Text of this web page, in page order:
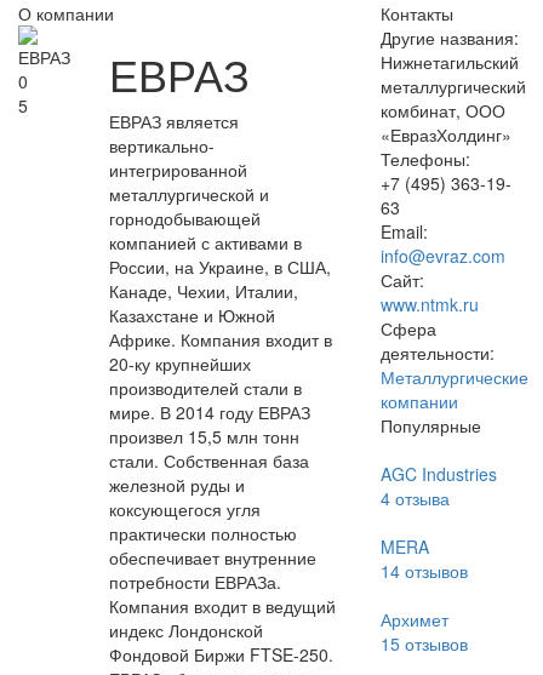
О компании
0
5
ЕВРАЗ
ЕВРАЗ является
вертикально-
интегрированной
металлургической и
горнодобывающей
компанией с активами в
России, на Украине, в США,
Канаде, Чехии, Италии,
Казахстане и Южной
Африке. Компания входит в
20-ку крупнейших
производителей стали в
мире. В 2014 году ЕВРАЗ
произвел 15,5 млн тонн
стали. Собственная база
железной руды и
коксующегося угля
практически полностью
обеспечивает внутренние
потребности ЕВРАЗа.
Компания входит в ведущий
индекс Лондонской
Фондовой Биржи FTSE-250.
Контакты
Другие названия:
Нижнетагильский
металлургический
комбинат, ООО
«ЕвразХолдинг»
Телефоны:
+7 (495) 363-19-
63
Email:
info@evraz.com
Сайт:
www.ntmk.ru
Сфера
деятельности:
Металлургические
компании
Популярные
AGC Industries
4отзыва
MERA
14отзывов
Архимет
15отзывов